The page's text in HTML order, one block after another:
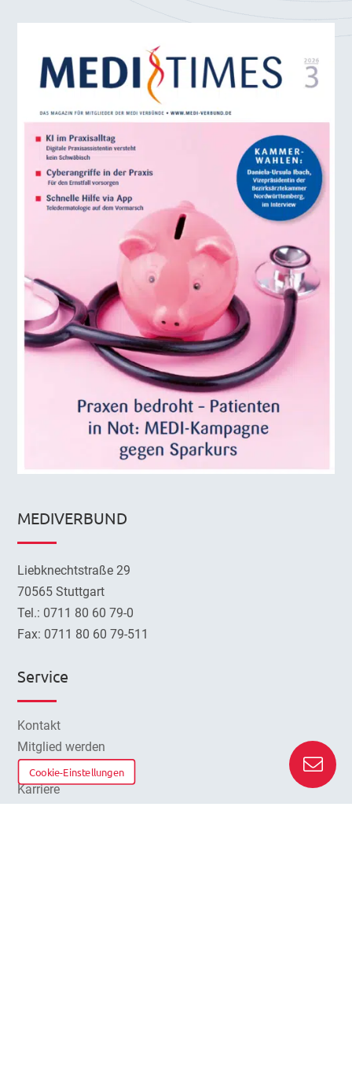
Cookie-Einstellungen
MEDIVERBUND
Liebknechtstraße 29
70565 Stuttgart
Tel.: 0711 80 60 79-0
Fax: 0711 80 60 79-511
Service
Kontakt
Mitglied werden
Presse
Karriere